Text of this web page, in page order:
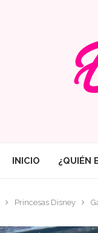
INICIO ¿QUIÉN
Princesas Disney